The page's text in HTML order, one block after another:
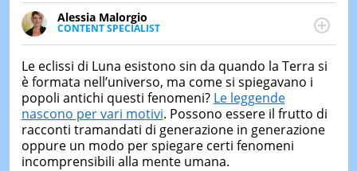
LE
DI
IERI
Alessia Malorgio
CONTENT SPECIALIST
Ha conseguito un Master in Marketing Management
occupa della creazione di contenuti in ottica SEO e
dello sviluppo di strategie marketing attraverso
canali digitali.
Le eclissi di Luna esistono sin da quando la Terra si
è formata nell’universo, ma come si spiegavano i
popoli antichi questi fenomeni? Le leggende
nascono per vari motivi. Possono essere il frutto di
racconti tramandati di generazione in generazione
oppure un modo per spiegare certi fenomeni
incomprensibili alla mente umana.